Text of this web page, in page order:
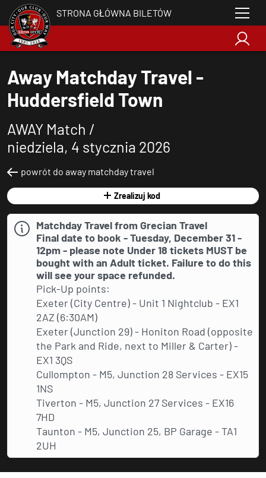
STRONA GŁÓWNA BILETÓW
Away Matchday Travel -
Huddersfield Town
AWAY Match /
niedziela, 4 stycznia 2026
powrót do away matchday travel
Zrealizuj kod
Matchday Travel from Grecian Travel
Final date to book - Tuesday, December 31 -
12pm - please note Under 18 tickets MUST be
bought with an Adult ticket. Failure to do this
will see your space refunded.
Pick-Up points:
Exeter (City Centre) - Unit 1 Nightclub - EX1
2AZ (6:30AM)
Exeter (Junction 29) - Honiton Road (opposite
the Park and Ride, next to Miller & Carter) -
EX1 3QS
Cullompton - M5, Junction 28 Services - EX15
1NS
Tiverton - M5, Junction 27 Services - EX16
7HD
Taunton - M5, Junction 25, BP Garage - TA1
2UH